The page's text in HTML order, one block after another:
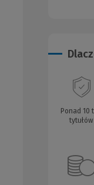
Ponad 10
tytułów